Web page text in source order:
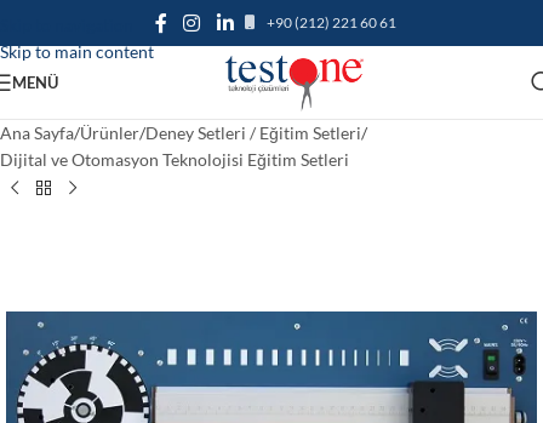
Skip to main content
+90 (212) 221 60 61
MENÜ
Ana Sayfa/Ürünler/Deney Setleri / Eğitim Setleri/
Dijital ve Otomasyon Teknolojisi Eğitim Setleri